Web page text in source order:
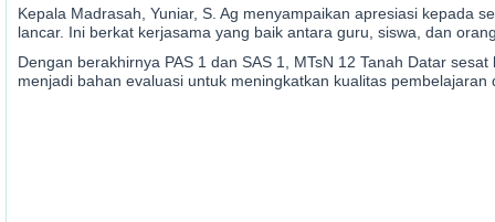
Kepala Madrasah, Yuniar, S. Ag menyampaikan apresiasi kepada
lancar. Ini berkat kerjasama yang baik antara guru, siswa, dan
Dengan berakhirnya PAS 1 dan SAS 1, MTsN 12 Tanah Datar
menjadi bahan evaluasi untuk meningkatkan kualitas pembelajaran